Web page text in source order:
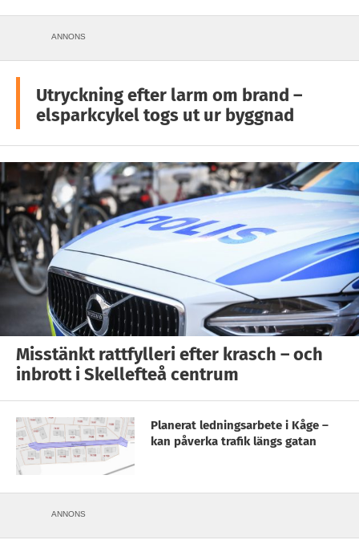
ANNONS
Utryckning efter larm om brand –
elsparkcykel togs ut ur byggnad
Misstänkt rattfylleri efter krasch – och
inbrott i Skellefteå centrum
Planerat ledningsarbete i Kåge –
kan påverka trafik längs gatan
ANNONS